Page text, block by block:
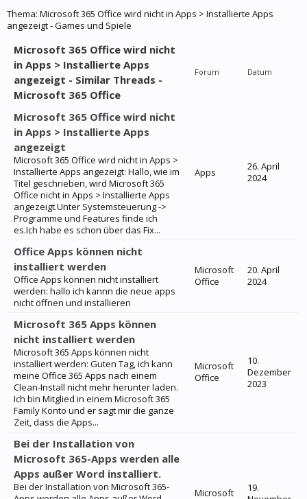
Thema: Microsoft 365 Office wird nicht in Apps > Installierte Apps
angezeigt - Games und Spiele
Microsoft 365 Office wird nicht
in Apps > Installierte Apps
angezeigt - Similar Threads -
Microsoft 365 Office
Forum Datum
Microsoft 365 Office wird nicht
in Apps > Installierte Apps
angezeigt
Microsoft 365 Office wird nicht in Apps >
Installierte Apps angezeigt: Hallo, wie im
Titel geschrieben, wird Microsoft 365
Office nicht in Apps > Installierte Apps
angezeigt.Unter Systemsteuerung ->
Programme und Features finde ich
es.Ich habe es schon über das Fix...
Apps
26. April
2024
Office Apps können nicht
installiert werden
Office Apps können nicht installiert
werden: hallo ich kannn die neue apps
nicht öffnen und installieren
Microsoft
Office
20. April
2024
Microsoft 365 Apps können
nicht installiert werden
Microsoft 365 Apps können nicht
installiert werden: Guten Tag, ich kann
meine Office 365 Apps nach einem
Clean-Install nicht mehr herunter laden.
Ich bin Mitglied in einem Microsoft 365
Family Konto und er sagt mir die ganze
Zeit, dass die Apps...
Microsoft
Office
10.
Dezember
2023
Bei der Installation von
Microsoft 365-Apps werden alle
Apps außer Word installiert.
Bei der Installation von Microsoft 365-
Microsoft
19.